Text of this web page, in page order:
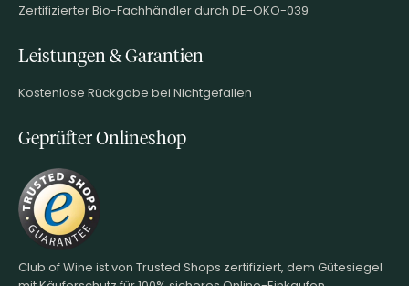
Zertifizierter Bio-Fachhändler durch DE-ÖKO-039
Leistungen & Garantien
Kostenlose Rückgabe bei Nichtgefallen
Geprüfter Onlineshop
Club of Wine ist von Trusted Shops zertifiziert, dem Gütesiegel